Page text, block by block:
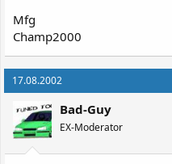
Mfg
Champ2000
17.08.2002
Bad-Guy
EX-Moderator